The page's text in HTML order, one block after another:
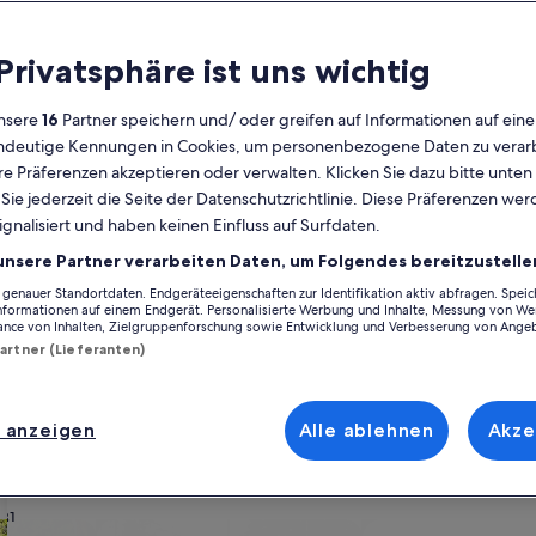
Derzeit
die
Monate
August
2026
und
September
angezeigt.
MoMontag
DiDienstag
MiMittwoch
DoDonnerstag
Fr Freitag
SaSamstag
SoSonntag
3 4 5 6 7 8 9
10 11 12
23
30
31
MoMontag
Di
7 8 9
21 22
28 29
möchtest, wirf einen Blick auf unsere Feriendomizile und
Haustieren oder Freunden, du kannst dich auf all die
du dir vorstellst, du findest bestimmt die Unterkunft, die allen
deinem Geschmack
oder Apartments
ist uns wichtig
16 Partner speichern und/ oder greifen auf Informationen auf
Kennungen in Cookies, um personenbezogene Daten zu
Präferenzen akzeptieren oder verwalten. Klicken Sie dazu bitte
jederzeit die Seite der Datenschutzrichtlinie. Diese Präferenzen
und haben keinen Einfluss auf Surfdaten.
Partner verarbeiten Daten, um Folgendes
Standortdaten. Endgeräteeigenschaften zur Identifikation aktiv abfragen.
auf einem Endgerät. Personalisierte Werbung und Inhalte, Messung von
von Inhalten, Zielgruppenforschung sowie Entwicklung und Verbesserung von
(Lieferanten)
Alle ablehnen